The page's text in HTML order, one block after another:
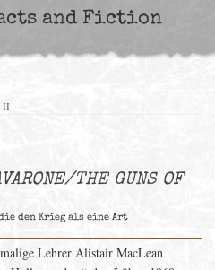
and Fiction
II
THE GUNS OF
den Krieg als eine Art
Lehrer Alistair MacLean